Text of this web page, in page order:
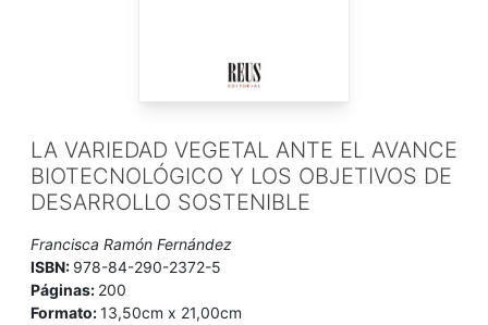
LA VARIEDAD VEGETAL ANTE EL AVANCE
BIOTECNOLÓGICO Y LOS OBJETIVOS DE
DESARROLLO SOSTENIBLE
Francisca Ramón Fernández
ISBN: 978-84-290-2372-5
Páginas: 200
Formato:13,50cm x 21,00cm